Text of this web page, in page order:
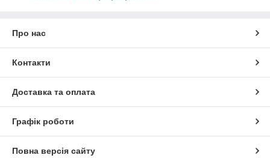
Про нас
Контакти
Доставка та оплата
Графік роботи
Повна версія сайту